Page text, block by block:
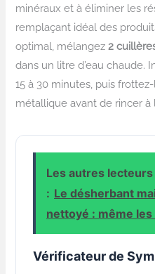
minéraux et à éliminer les
remplaçant idéal des
optimal, mélangez2
dans un litre d’eau chaude.
15 à 30 minutes, puis
métallique avant de rincer à
Les autres
: Le désherbant
nettoyé : même
Vérificateur de